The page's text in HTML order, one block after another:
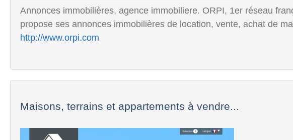
Annonces immobilières, agence immobiliere. ORPI, 1er réseau
propose ses annonces immobilières de location, vente, achat de
http://www.orpi.com
Maisons, terrains et appartements à vendre...